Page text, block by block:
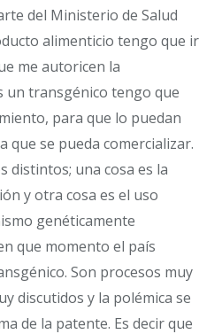
del Ministerio de Salud
alimenticio tengo que ir
me autoricen la
un transgénico tengo que
para que lo puedan
que se pueda comercializar.
distintos; una cosa es la
y otra cosa es el uso
genéticamente
que momento el país
Son procesos muy
discutidos y la polémica se
de la patente. Es decir que